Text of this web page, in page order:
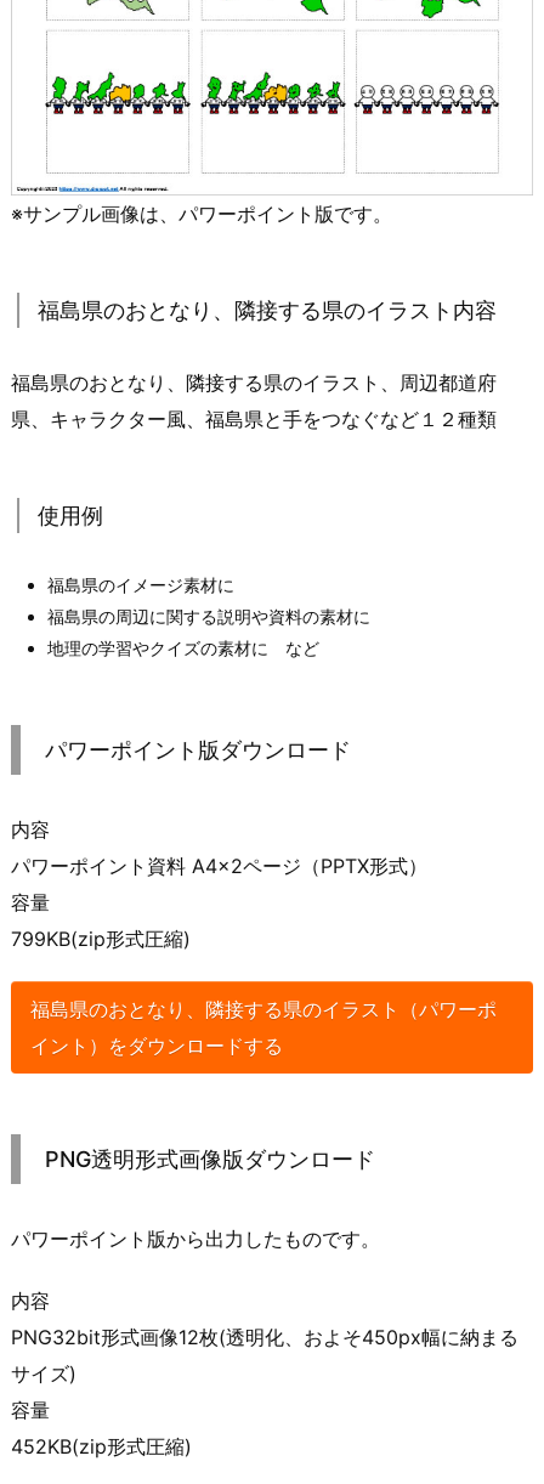
※サンプル画像は、パワーポイント版です。
福島県のおとなり、隣接する県のイラスト内容
福島県のおとなり、隣接する県のイラスト、周辺都道府
県、キャラクター風、福島県と手をつなぐなど１２種類
使用例
福島県のイメージ素材に
福島県の周辺に関する説明や資料の素材に
地理の学習やクイズの素材に など
パワーポイント版ダウンロード
内容
パワーポイント資料 A4×2ページ（PPTX形式）
容量
799KB(zip形式圧縮)
福島県のおとなり、隣接する県のイラスト（パワーポ
イント）をダウンロードする
PNG透明形式画像版ダウンロード
パワーポイント版から出力したものです。
内容
PNG32bit形式画像12枚(透明化、およそ450px幅に納まる
サイズ)
容量
452KB(zip形式圧縮)